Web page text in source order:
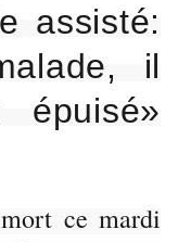
assisté:
il
épuisé»
ce mardi